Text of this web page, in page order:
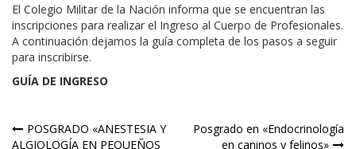
El Colegio Militar de la Nación informa que se encuentran las
inscripciones para realizar el Ingreso al Cuerpo de Profesionales.
A continuación dejamos la guía completa de los pasos a seguir
para inscribirse.
GUÍA DE INGRESO
Navegación
POSGRADO «ANESTESIA Y
ALGIOLOGÍA EN PEQUEÑOS
Posgrado en «Endocrinología
en caninos y felinos»